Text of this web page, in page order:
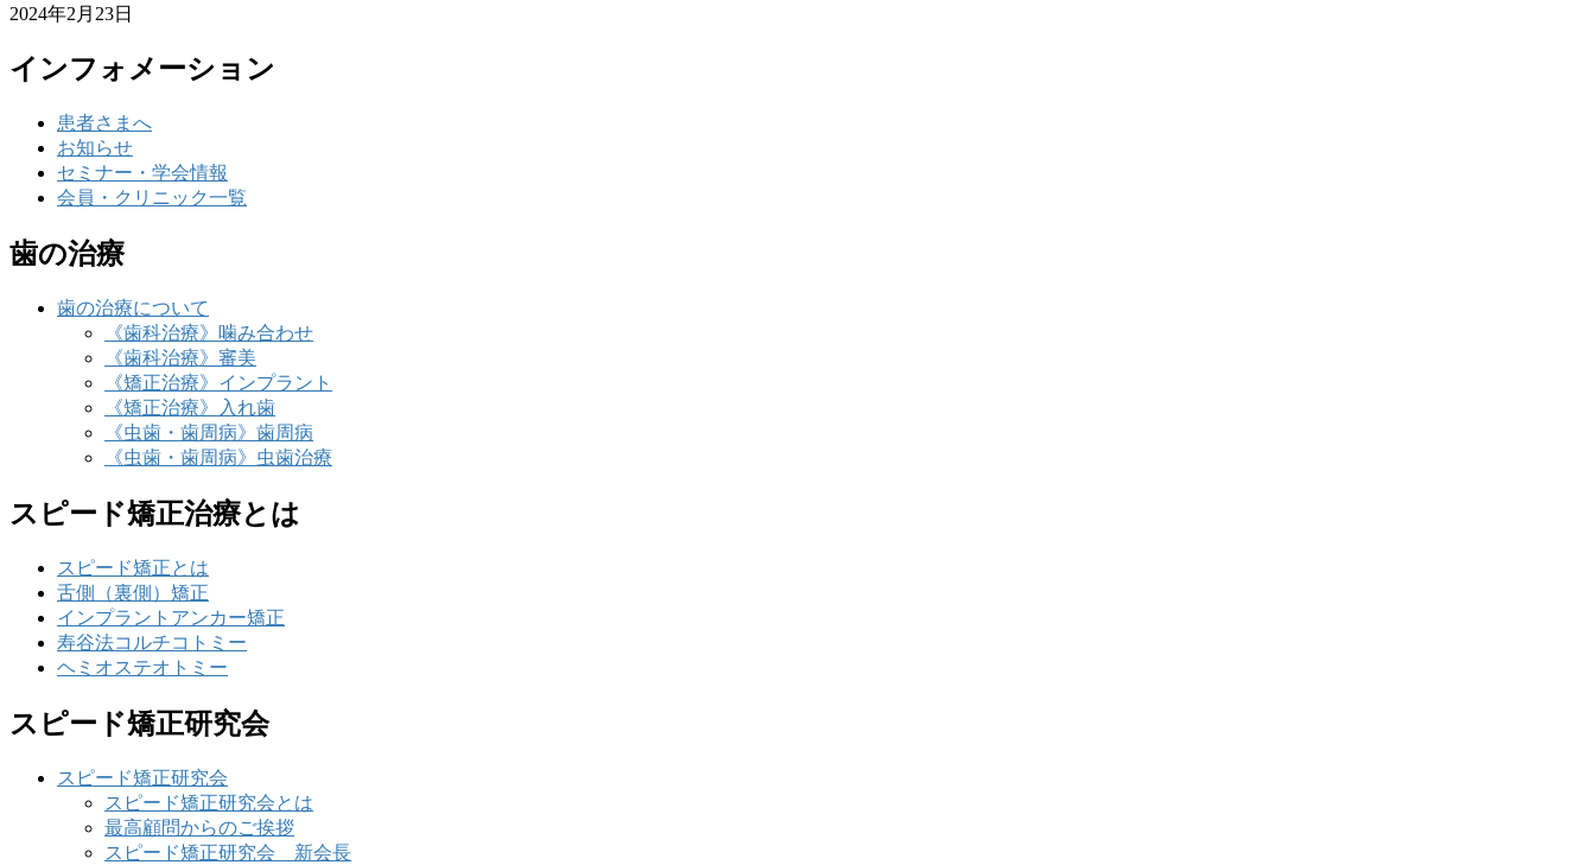
2024年2月23日
インフォメーション
患者さまへ
お知らせ
セミナー・学会情報
会員・クリニック一覧
歯の治療
歯の治療について
《歯科治療》噛み合わせ
《歯科治療》審美
《矯正治療》インプラント
《矯正治療》入れ歯
《虫歯・歯周病》歯周病
《虫歯・歯周病》虫歯治療
スピード矯正治療とは
スピード矯正とは
舌側（裏側）矯正
インプラントアンカー矯正
寿谷法コルチコトミー
ヘミオステオトミー
スピード矯正研究会
スピード矯正研究会
スピード矯正研究会とは
最高顧問からのご挨拶
スピード矯正研究会 新会長